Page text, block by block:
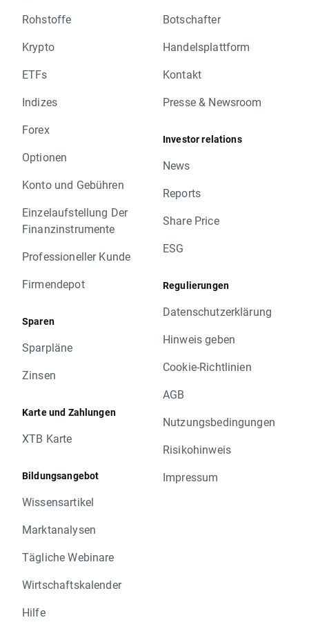
Rohstoffe
Krypto
ETFs
Indizes
Forex
Optionen
Konto und Gebühren
Einzelaufstellung Der
Finanzinstrumente
Professioneller Kunde
Firmendepot
Sparen
Sparpläne
Zinsen
Karte und Zahlungen
XTB Karte
Bildungsangebot
Wissensartikel
Marktanalysen
Tägliche Webinare
Wirtschaftskalender
Hilfe
Botschafter
Handelsplattform
Kontakt
Presse & Newsroom
Investor relations
News
Reports
Share Price
ESG
Regulierungen
Datenschutzerklärung
Hinweis geben
Cookie-Richtlinien
AGB
Nutzungsbedingungen
Risikohinweis
Impressum